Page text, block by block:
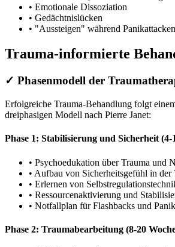
• Emotionale Dissoziation
• Gedächtnislücken
• "Aussteigen" während Panikattacken
Trauma-informierte
✓ Phasenmodell der
Erfolgreiche Trauma-Behandlung folgt
dreiphasigen Modell nach Pierre Janet:
Phase 1: Stabilisierung und Sicherheit (4-
• Psychoedukation über Trauma und
• Aufbau von Sicherheitsgefühl in der
• Erlernen von
• Ressourcenaktivierung und
• Notfallplan für Flashbacks und
Phase 2: Traumabearbeitung (8-20